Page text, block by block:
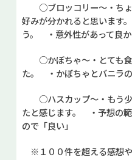
○ブロッコリー～・ちょ
好みが分かれると思います
う。 ・意外性があって良か
○かぼちゃ～・とても食
た。 ・かぼちゃとバニラの
○ハスカップ～・もう少
たと感じます。 ・予想の
ので「良い」
※１００件を超える感想